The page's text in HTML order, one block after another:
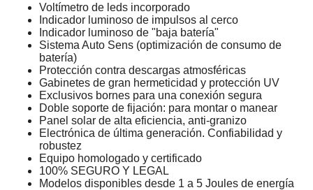
Voltímetro de leds incorporado
Indicador luminoso de impulsos al cerco
Indicador luminoso de "baja batería"
Sistema Auto Sens (optimización de consumo de
batería)
Protección contra descargas atmosféricas
Gabinetes de gran hermeticidad y protección UV
Exclusivos bornes para una conexión segura
Doble soporte de fijación: para montar o manear
Panel solar de alta eficiencia, anti-granizo
Electrónica de última generación. Confiabilidad y
robustez
Equipo homologado y certificado
100% SEGURO Y LEGAL
Modelos disponibles desde 1 a 5 Joules de energía